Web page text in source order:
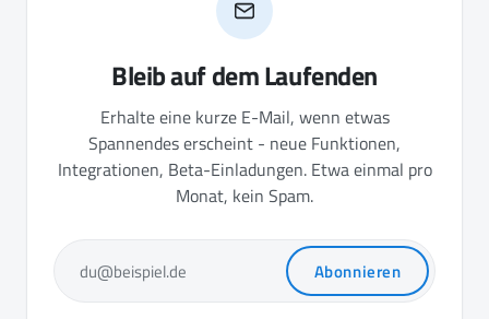
Bleib auf dem Laufenden
Erhalte eine kurze E-Mail, wenn etwas
Spannendes erscheint - neue Funktionen,
Integrationen, Beta-Einladungen. Etwa einmal pro
Monat, kein Spam.
du@beispiel.de Abonnieren